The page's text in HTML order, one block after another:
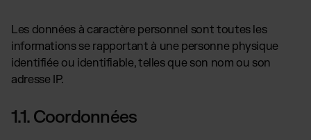
Bijoux et accessoires
Compléments alimentaires
Mode & Lifestyle
INTÉGRATIONS DE BOUTIQUES :
Choisissez la formule la plus adaptée à votre
activité
Grille tarifaire du service de fulfillment
Téléchargez notre grille tarifaire détaillée
Articles, études de cas, news
e-book, guides, listes
Les données à caractère personnel sont toutes les
informations se rapportant à une personne physique
identifiée ou identifiable, telles que son nom ou son
adresse IP.
1.1. Coordonnées